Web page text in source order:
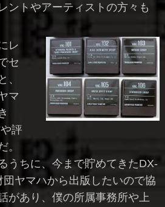
ントやアーティストの方々も
レ
セ
、
マ
評
。
うちに、今まで貯めてきたDX-
ヤマハから出版したいので協
があり、僕の所属事務所や上